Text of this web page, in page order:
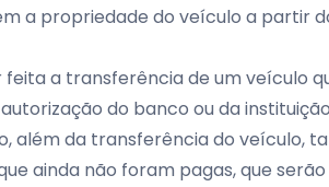
a propriedade do veículo a partir
feita a transferência de um veículo
do banco ou da
além da transferência do veículo,
ainda não foram pagas, que